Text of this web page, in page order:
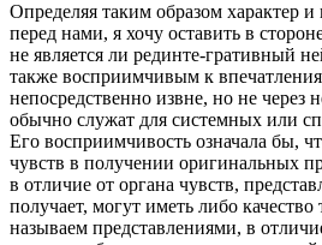
Определяя таким образом характер и
перед нами, я хочу оставить в
не является ли рединте-гративный
также восприимчивым к
непосредственно извне, но не через
обычно служат для системных или
Его восприимчивость означала бы,
чувств в получении оригинальных
в отличие от органа чувств,
получает, могут иметь либо
называем представлениями, в